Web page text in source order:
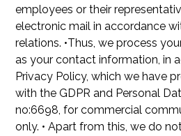
employees or their
electronic mail in accordance
relations. •Thus, we process
as your contact information, in
Privacy Policy, which we have
with the GDPR and Personal
no:6698, for commercial
only. • Apart from this, we do